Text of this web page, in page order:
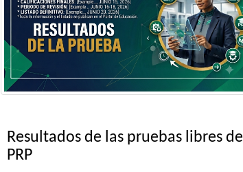
Resultados de las pruebas libres de
PRP